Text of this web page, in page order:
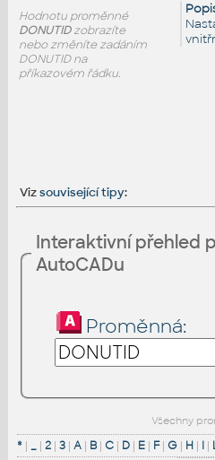
Hodnotu proměnné
DONUTIDzobrazíte
nebo změníte zadáním
DONUTID na
příkazovém řádku.
Vizsouvisející tipy:
Interaktivní přehled
AutoCADu
Proměnná:
Všechny
*| _| 2| 3| A| B| C| D| E| F| G| H| I|